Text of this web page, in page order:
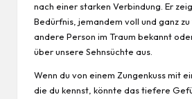
nach einer starken Verbindung. Er
Bedürfnis, jemandem voll und ganz
andere Person im Traum bekannt
über unsere Sehnsüchte aus.
Wenn du von einem Zungenkuss mit
die du kennst, könnte das tiefere